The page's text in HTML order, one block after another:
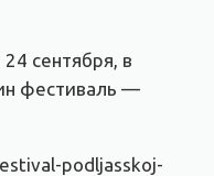
сентября, в
фестиваль —
podljasskoj-